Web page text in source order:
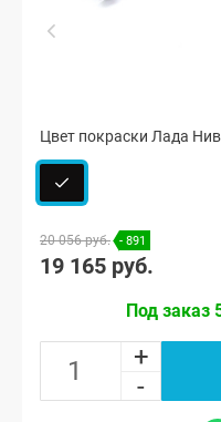
Цвет покраски Лада
20 056 руб. - 891
19 165 руб.
Под заказ
+
-